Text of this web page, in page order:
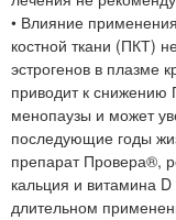
• Влияние
костной ткани (ПКТ)
эстрогенов в плазме
приводит к
менопаузы и может
последующие годы
препарат Провера®,
кальция и витамина
длительном